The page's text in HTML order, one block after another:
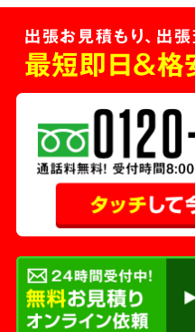
出張お見積もり、出
最短即日＆格